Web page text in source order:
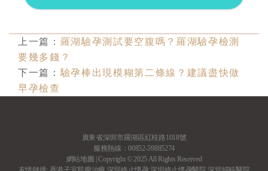
上一篇： 羅湖驗孕測試要空腹嗎？羅湖驗孕檢測
要幾多錢？
下一篇： 驗孕棒出現模糊第二條線？建議盡快做
早孕檢查
廣東省深圳市羅湖區紅桂路1018號
服務熱線：00852-59885274
網站地圖 | Copyright © 2025 All Rights Reserved